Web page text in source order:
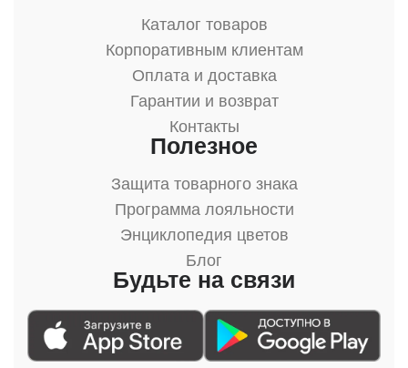
Каталог товаров
Корпоративным клиентам
Оплата и доставка
Гарантии и возврат
Контакты
Полезное
Защита товарного знака
Программа лояльности
Энциклопедия цветов
Блог
Будьте на связи